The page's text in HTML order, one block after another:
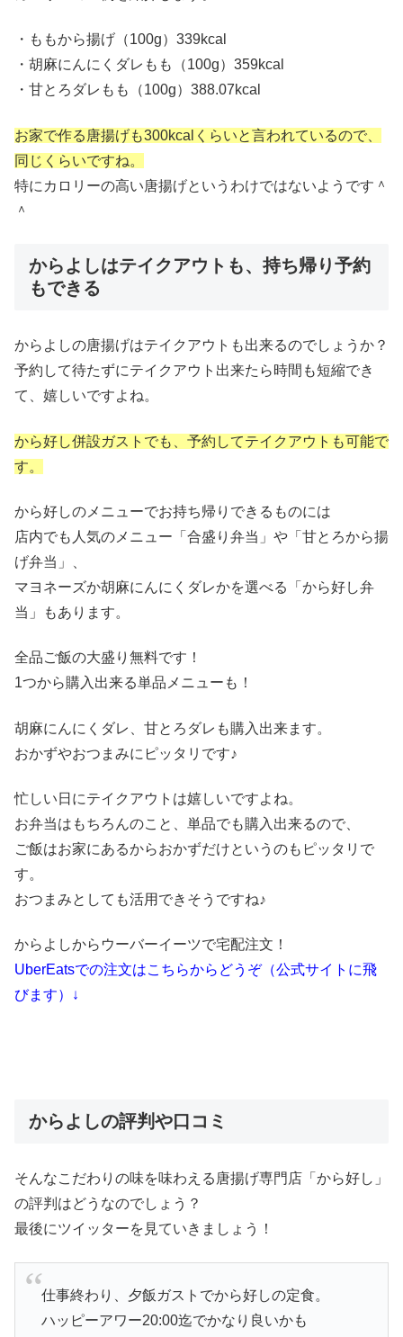
・ももから揚げ（100g）339kcal
・胡麻にんにくダレもも（100g）359kcal
・甘とろダレもも（100g）388.07kcal
お家で作る唐揚げも300kcalくらいと言われているので、
同じくらいですね。
特にカロリーの高い唐揚げというわけではないようです＾
＾
からよしはテイクアウトも、持ち帰り予約
もできる
からよしの唐揚げはテイクアウトも出来るのでしょうか？
予約して待たずにテイクアウト出来たら時間も短縮でき
て、嬉しいですよね。
から好し併設ガストでも、予約してテイクアウトも可能で
す。
から好しのメニューでお持ち帰りできるものには
店内でも人気のメニュー「合盛り弁当」や「甘とろから揚
げ弁当」、
マヨネーズか胡麻にんにくダレかを選べる「から好し弁
当」もあります。
全品ご飯の大盛り無料です！
1つから購入出来る単品メニューも！
胡麻にんにくダレ、甘とろダレも購入出来ます。
おかずやおつまみにピッタリです♪
忙しい日にテイクアウトは嬉しいですよね。
お弁当はもちろんのこと、単品でも購入出来るので、
ご飯はお家にあるからおかずだけというのもピッタリで
す。
おつまみとしても活用できそうですね♪
からよしからウーバーイーツで宅配注文！
UberEatsでの注文はこちらからどうぞ（公式サイトに飛
びます）↓
からよしの評判や口コミ
そんなこだわりの味を味わえる唐揚げ専門店「から好し」
の評判はどうなのでしょう？
最後にツイッターを見ていきましょう！
仕事終わり、夕飯ガストでから好しの定食。
ハッピーアワー20:00迄でかなり良いかも